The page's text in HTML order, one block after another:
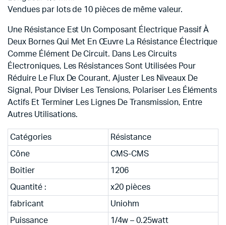
Vendues par lots de 10 pièces de même valeur.
Une Résistance Est Un Composant Électrique Passif À
Deux Bornes Qui Met En Œuvre La Résistance Électrique
Comme Élément De Circuit. Dans Les Circuits
Électroniques, Les Résistances Sont Utilisées Pour
Réduire Le Flux De Courant, Ajuster Les Niveaux De
Signal, Pour Diviser Les Tensions, Polariser Les Éléments
Actifs Et Terminer Les Lignes De Transmission, Entre
Autres Utilisations.
Catégories Résistance
Cône CMS-CMS
Boitier 1206
Quantité : x20 pièces
fabricant Uniohm
Puissance 1/4w – 0.25watt